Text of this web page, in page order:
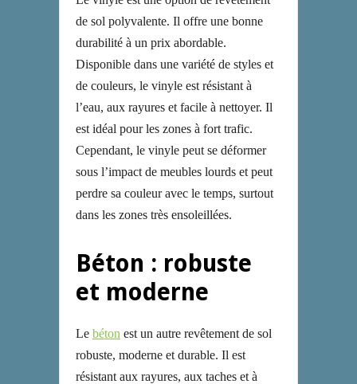
de sol polyvalente. Il offre une bonne
durabilité à un prix abordable.
Disponible dans une variété de styles et
de couleurs, le vinyle est résistant à
l’eau, aux rayures et facile à nettoyer. Il
est idéal pour les zones à fort trafic.
Cependant, le vinyle peut se déformer
sous l’impact de meubles lourds et peut
perdre sa couleur avec le temps, surtout
dans les zones très ensoleillées.
Béton : robuste
et moderne
Le béton est un autre revêtement de sol
robuste, moderne et durable. Il est
résistant aux rayures, aux taches et à